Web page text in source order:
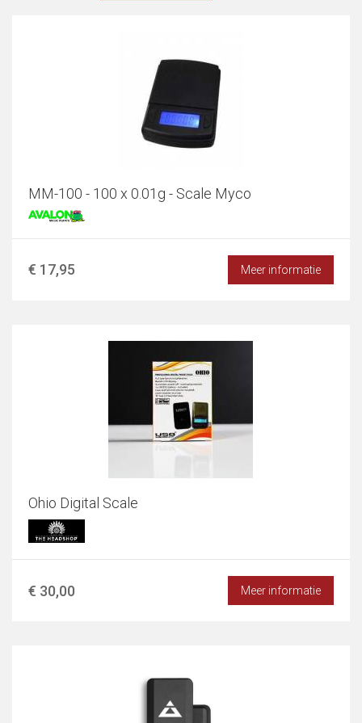
MM-100 - 100 x 0.01g - Scale Myco
€ 17,95 Meer informatie
Ohio Digital Scale
€ 30,00 Meer informatie